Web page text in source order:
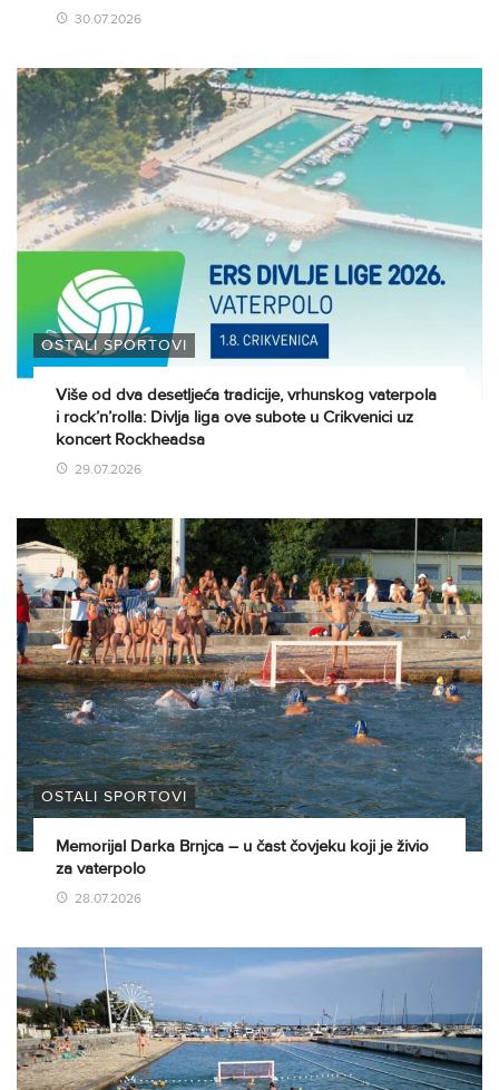
30.07.2026
OSTALI SPORTOVI
Više od dva desetljeća tradicije, vrhunskog vaterpola
i rock’n’rolla: Divlja liga ove subote u Crikvenici uz
koncert Rockheadsa
29.07.2026
OSTALI SPORTOVI
Memorijal Darka Brnjca – u čast čovjeku koji je živio
za vaterpolo
28.07.2026